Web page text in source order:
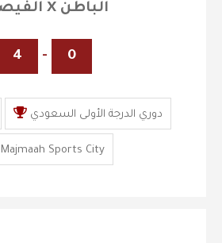
الفيصلي X الباطن
4 - 0
دوري الدرجة الأولى السعودي
Majmaah Sports City